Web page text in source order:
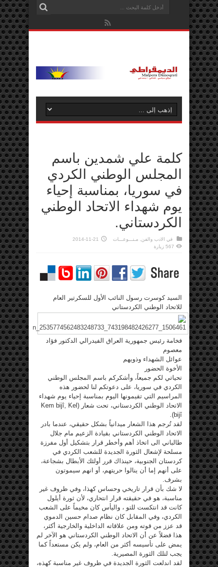
كلمة علي شمدين باسم
المجلس الوطني الكردي
في سوريا، بمناسبة إحياء
يوم شهداء الاتحاد الوطني
الكردستاني.
في الادب والفن مـنـــوعـــات
2014-11-21
567 زيارة
السيد كوسرت رسول النائب الأول للسكرتير العام
للاتحاد الوطني الكردستاني
فخامة رئيس جمهورية العراق الفيدرالي الدكتور فؤاد
معصوم
عوائل الشهداء وذويهم
الأخوة الحضور
تحياتي لكم جميعاً، وأشكركم باسم المجلس الوطني
الكردي في سوريا، على دعوتكم لنا لحضور هذه
المراسيم التي تقيمونها اليوم بمناسبة إحياء يوم شهداء
الاتحاد الوطني الكردستاني، تحت شعار (Kem bijî, Kel
bijî).
لقد تُرجم هذا الشعار ميدانياً بشكل حقيقي، عندما بادر
الاتحاد الوطني الكردستاني بقيادة الزعيم مام جلال
طالباني الى اتخاذ أهم وأخطر قرار بتشكيل أول مفرزة
مسلحة لإشعال الثورة الجديدة للشعب الكردي في
كردستان الجنوبية، حينذاك قرر أولئك الأبطال بشجاعة،
على أنهم إما أن ينالوا حريتهم، أو انهم سيموتون
بشرف.
لا شك بأن قرار تاريخي وحساس كهذا، وفي ظروف غير
مناسبة، هو في حقيقته قرار انتحاري، لأن ثورة أيلول
كانت قد انتكست للتو ، واليأس كان مخيماً على الشعب
الكردي، وفي المقابل كان نظام صدام حسين الدموي
قد عزز من قوته ومن علاقاته الداخلية والخارجية أكثر،
هذا فضلاً عن أن الاتحاد الوطني الكردستاني هو الآخر لم
يمض على تأسيسه أكثر من العام، ولم يكن مستعداً كما
يجب لتلك الثورة المصيرية.
لقد اندلعت الثورة الجديدة في ظروف غير مناسبة كهذه،